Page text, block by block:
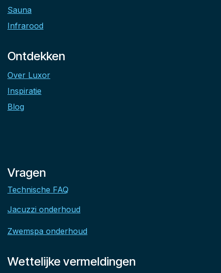
Sauna
Infrarood
Ontdekken
Over Luxor
Inspiratie
Blog
Vragen
Technische FAQ
Jacuzzi onderhoud
Zwemspa onderhoud
Wettelijke vermeldingen